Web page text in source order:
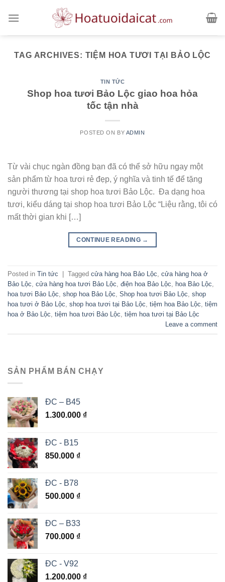
TAG ARCHIVES: TIỆM HOA TƯƠI TẠI BẢO LỘC
TIN TỨC
Shop hoa tươi Bảo Lộc giao hoa hỏa
tốc tận nhà
POSTED ON BY ADMIN
Từ vài chục ngàn đồng bạn đã có thể sở hữu ngay một
sản phẩm từ hoa tươi rẻ đẹp, ý nghĩa và tinh tế để tặng
người thương tại shop hoa tươi Bảo Lộc. Đa dạng hoa
tươi, kiểu dáng tại shop hoa tươi Bảo Lộc “Liệu rằng, tôi có
mất thời gian khi […]
CONTINUE READING →
Posted in Tin tức Tagged cửa hàng hoa Bảo Lộc cửa hàng hoa ở
Bảo Lộc cửa hàng hoa tươi Bảo Lộc điện hoa Bảo Lộc hoa Bảo Lộc
hoa tươi Bảo Lộc shop hoa Bảo Lộc Shop hoa tươi Bảo Lộc shop
hoa tươi ở Bảo Lộc shop hoa tươi tại Bảo Lộc tiệm hoa Bảo Lộc tiệm
hoa ở Bảo Lộc tiệm hoa tươi Bảo Lộc tiệm hoa tươi tại Bảo Lộc
Leave a comment
SẢN PHẨM BÁN CHẠY
ĐC – B45
1.300.000 ₫
ĐC - B15
850.000 ₫
ĐC - B78
500.000 ₫
ĐC – B33
700.000 ₫
ĐC - V92
1.200.000 ₫